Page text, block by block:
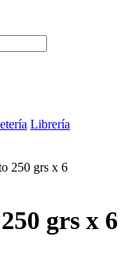
Librería
250 grs x 6
grs x 6